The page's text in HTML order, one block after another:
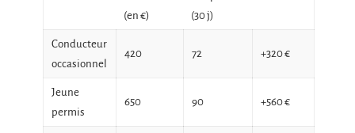
(en €)
(30 j)
Conducteur
occasionnel
420 72 +320 €
Jeune
permis
650 90 +560 €